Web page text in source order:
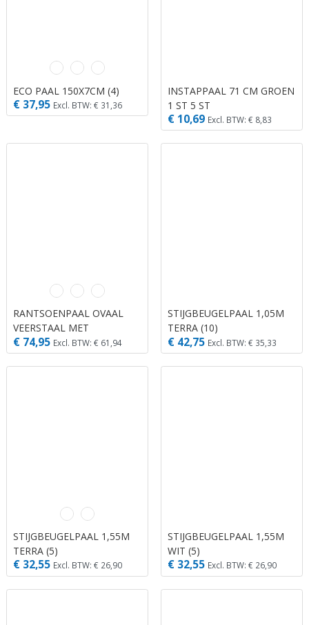
ECO PAAL 150X7CM (4)
€ 37,95 Excl. BTW: € 31,36
INSTAPPAAL 71 CM GROEN
1 ST 5 ST
€ 10,69 Excl. BTW: € 8,83
RANTSOENPAAL OVAAL
VEERSTAAL MET
KRULISOLATOR 25 STUKS
€ 74,95 Excl. BTW: € 61,94
STIJGBEUGELPAAL 1,05M
TERRA (10)
€ 42,75 Excl. BTW: € 35,33
STIJGBEUGELPAAL 1,55M
TERRA (5)
€ 32,55 Excl. BTW: € 26,90
STIJGBEUGELPAAL 1,55M
WIT (5)
€ 32,55 Excl. BTW: € 26,90